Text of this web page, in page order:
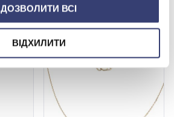
ДОЗВОЛИТИ ВСІ
ВІДХИЛИТИ
Купить
-50%